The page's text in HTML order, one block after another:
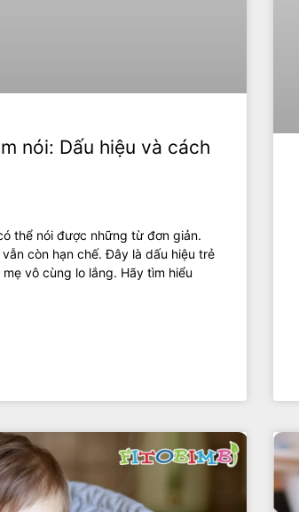
nói: Dấu hiệu và cách
thể nói được những từ đơn giản.
còn hạn chế. Đây là dấu hiệu trẻ
vô cùng lo lắng. Hãy tìm hiểu